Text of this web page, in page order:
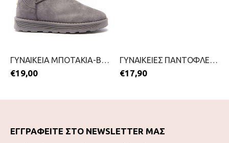
ΓΥΝΑΙΚΕΙΑ ΜΠΟΤΑΚΙΑ-BLONDIE-2111-0324-ΓΚΡΙ
€19,00
ΓΥΝΑΙΚΕΙΕΣ ΠΑΝΤΟΦΛΕΣ-PAREX-2111-0385-ΡΟΖ
€17,90
ΕΓΓΡΑΦΕΙΤΕ ΣΤΟ NEWSLETTER ΜΑΣ